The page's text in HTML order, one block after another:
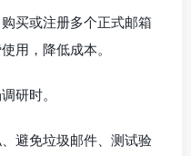
买或注册多个正式邮箱
用，降低成本。
研时。
避免垃圾邮件、测试验